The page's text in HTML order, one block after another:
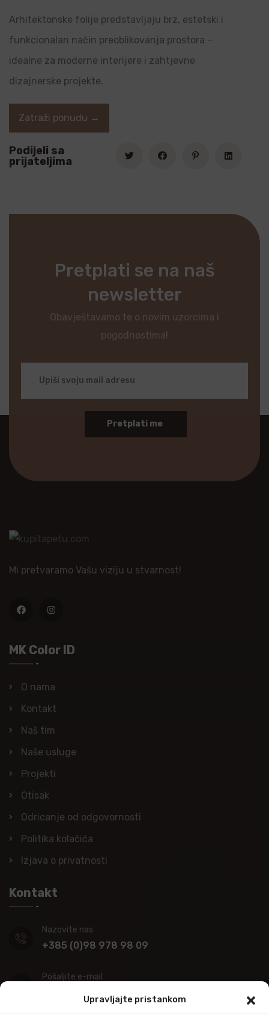
Upravljajte pristankom
Arhitektonske folije predstavljaju brz, estetski i
funkcionalan način preoblikovanja prostora –
idealne za moderne interijere i zahtjevne
dizajnerske projekte.
Podijeli sa
prijateljima
Zatraži ponudu →
Pretplati se na naš
newsletter
Obavještavamo te o novim uzorcima i
pogodnostima!
Pretplati me
Mi pretvaramo Vašu viziju u stvarnost!
MK Color ID
O nama
Kontakt
Naš tim
Naše usluge
Projekti
Otisak
Odricanje od odgovornosti
Politika kolačića
Izjava o privatnosti
Kontakt
Nazovite nas
+385 (0)98 978 98 09
Pošaljite e-mail